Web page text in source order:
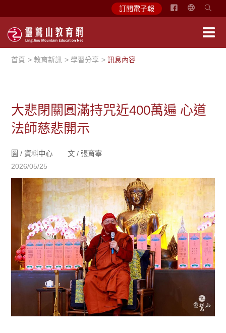
訂閱電子報
简
首頁 教育新訊 學習分享 訊息內容
大悲閉關圓滿持咒近400萬遍 心道
法師慈悲開示
圖 /資料中心 文 / 張育寧
2026/05/25